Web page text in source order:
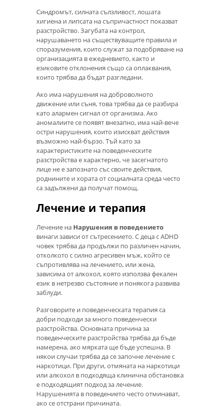
Синдромът, силната сълзливост, лошата
хигиена и липсата на съпричастност показват
разстройство. Загубата на контрол,
нарушаването на съществуващите правила и
споразумения, които служат за подобряване на
организацията в ежедневието, както и
езиковите отклонения също са оплаквания,
които трябва да бъдат разгледани.
Ако има нарушения на доброволното
движение или съня, това трябва да се разбира
като алармен сигнал от организма. Ако
аномалиите се появят внезапно, има най-вече
остри нарушения, които изискват действия
възможно най-бързо. Тъй като за
характеристиките на поведенческите
разстройства е характерно, че засегнатото
лице не е запознато със своите действия,
роднините и хората от социалната среда често
са задължени да получат помощ.
Лечение и терапия
Лечение на Нарушения в поведението
винаги зависи от сътресението. С деца с ADHD
човек трябва да продължи по различен начин,
отколкото с силно агресивен мъж, който се
съпротивлява на лечението, или жена,
зависима от алкохол, която използва фекален
език в нетрезво състояние и понякога развива
заблуди.
Разговорите и поведенческата терапия са
добри подходи за много поведенчески
разстройства. Основната причина за
поведенческите разстройства трябва да бъде
намерена, ако мярката ще бъде успешна. В
някои случаи трябва да се започне лечение с
наркотици. При други, отмяната на наркотици
или алкохол в подходяща клинична обстановка
е подходящият подход за лечение.
Нарушенията в поведението често отминават,
ако се отстрани причината.